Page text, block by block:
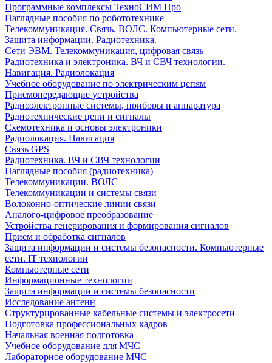
Программные комплексы ТехноСИМ Про
Наглядные пособия по робототехнике
Телекоммуникация. Связь. ВОЛС. Компьютерные сети.
Защита информации. Радиотехника.
Сети ЭВМ. Телекоммуникация, цифровая связь
Радиотехника и электроника. ВЧ и СВЧ технологии.
Навигация. Радиолокация
Учебное оборудование по электрическим цепям
Приемопередающие устройства
Радиоэлектронные системы, приборы и аппаратура
Радиотехнические цепи и сигналы
Схемотехника и основы электроники
Радиолокация. Навигация
Связь GPS
Радиотехника. ВЧ и СВЧ технологии
Наглядные пособия (радиотехника)
Телекоммуникации. ВОЛС
Телекоммуникации и системы связи
Волоконно-оптические линии связи
Аналого-цифровое преобразование
Устройства генерирования и формирования сигналов
Прием и обработка сигналов
Защита информации и системы безопасности. Компьютерные
сети. IT технологии
Компьютерные сети
Информационные технологии
Защита информации и системы безопасности
Исследование антенн
Структурированные кабельные системы и электросети
Подготовка профессиональных кадров
Начальная военная подготовка
Учебное оборудование для МЧС
Лабораторное оборудование МЧС